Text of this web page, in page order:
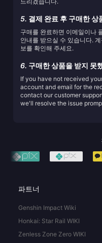
5. 결제 완료 후 구매한
구매를 완료하면 이메일이나
안내를 받으실 수 있습니다.
보를 확인해 주세요.
6. 구매한 상품을 받지 못
If you have not received
account and email for the
contact our customer
we'll resolve the issue
파트너
Genshin Impact Wiki
Honkai: Star Rail WIKI
Zenless Zone Zero WIKI